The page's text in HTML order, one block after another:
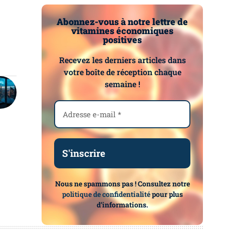
Abonnez-vous à notre lettre de
vitamines économiques
positives
Recevez les derniers articles dans
votre boîte de réception chaque
semaine !
Nous ne spammons pas ! Consultez notre
politique de confidentialitépour plus
d’informations.